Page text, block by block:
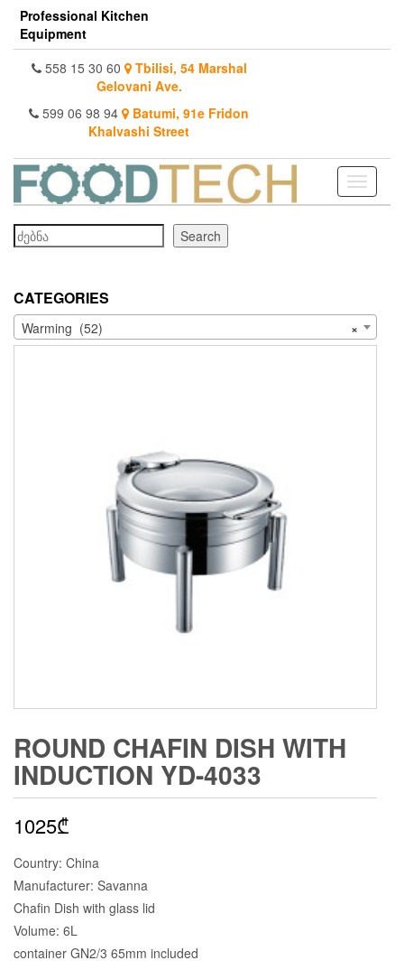
Skip
the
content
Professional Kitchen
Equipment
558 15 30 60
Tbilisi, 54 Marshal
Gelovani Ave.
599 06 98 94
Batumi, 91e Fridon
Khalvashi Street
Toggle
Search
Search
CATEGORIES
×
Warming (52)
ROUND CHAFIN DISH WITH
INDUCTION YD-4033
1025₾
Country: China
Manufacturer: Savanna
Chafin Dish with glass lid
Volume: 6L
container GN2/3 65mm included